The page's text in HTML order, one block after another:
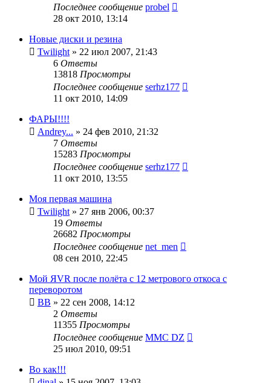
Последнее сообщение probel
28 окт 2010, 13:14
Новые диски и резина
Twilight » 22 июл 2007, 21:43
6 Ответы
13818 Просмотры
Последнее сообщение serhz177
11 окт 2010, 14:09
ФАРЫ!!!!
Andrey... » 24 фев 2010, 21:32
7 Ответы
15283 Просмотры
Последнее сообщение serhz177
11 окт 2010, 13:55
Моя первая машина
Twilight » 27 янв 2006, 00:37
19 Ответы
26682 Просмотры
Последнее сообщение net_men
08 сен 2010, 22:45
Мой ЯVR после полёта с 12 метрового откоса с
переворотом
ВВ » 22 сен 2008, 14:12
2 Ответы
11355 Просмотры
Последнее сообщение MMC DZ
25 июл 2010, 09:51
Во как!!!